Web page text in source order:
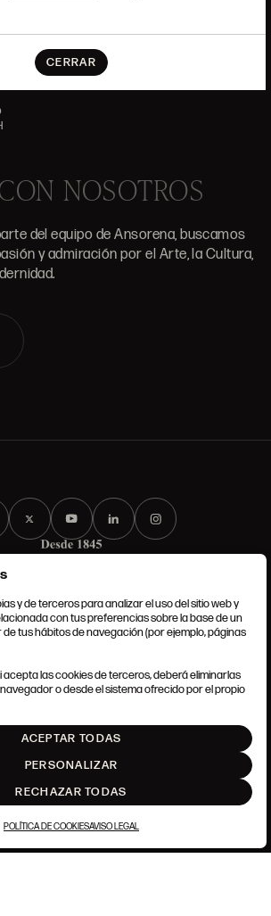
CERRAR
NOSOTROS
del equipo de Ansorena, buscamos
y admiración por el Arte, la Cultura,
GENERALES
POLÍTICA DE COOKIES
AJUSTE DE COOKIES
y de terceros para analizar el uso del sitio web y
con tus preferencias sobre la base de un
tus hábitos de navegación (por ejemplo, páginas
acepta las cookies de terceros, deberá eliminarlas
o desde el sistema ofrecido por el propio
ACEPTAR TODAS
PERSONALIZAR
RECHAZAR TODAS
POLÍTICA DE COOKIESAVISO LEGAL